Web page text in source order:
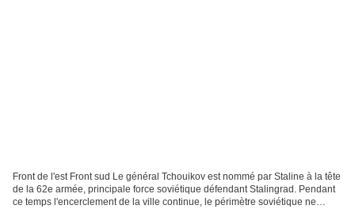
Front de l'est Front sud Le général Tchouikov est nommé par Staline à la tête
de la 62e armée, principale force soviétique défendant Stalingrad. Pendant
ce temps l'encerclement de la ville continue, le périmètre soviétique ne